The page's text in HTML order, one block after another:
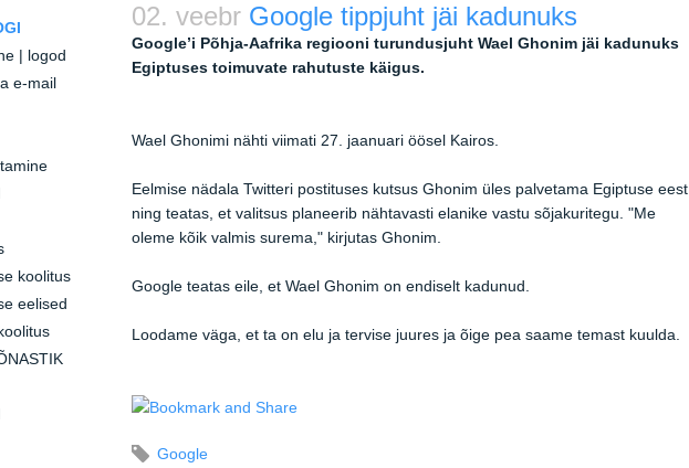
| logod
e-mail
koolitus
eelised
02. veebr Google tippjuht jäi kadunuks
Google’i Põhja-Aafrika regiooni turundusjuht Wael Ghonim jäi kadunuks
Egiptuses toimuvate rahutuste käigus.
Wael Ghonimi nähti viimati 27. jaanuari öösel Kairos.
Eelmise nädala Twitteri postituses kutsus Ghonim üles palvetama Egiptuse eest
ning teatas, et valitsus planeerib nähtavasti elanike vastu sõjakuritegu. "Me
oleme kõik valmis surema," kirjutas Ghonim.
Google teatas eile, et Wael Ghonim on endiselt kadunud.
Loodame väga, et ta on elu ja tervise juures ja õige pea saame temast kuulda.
Google